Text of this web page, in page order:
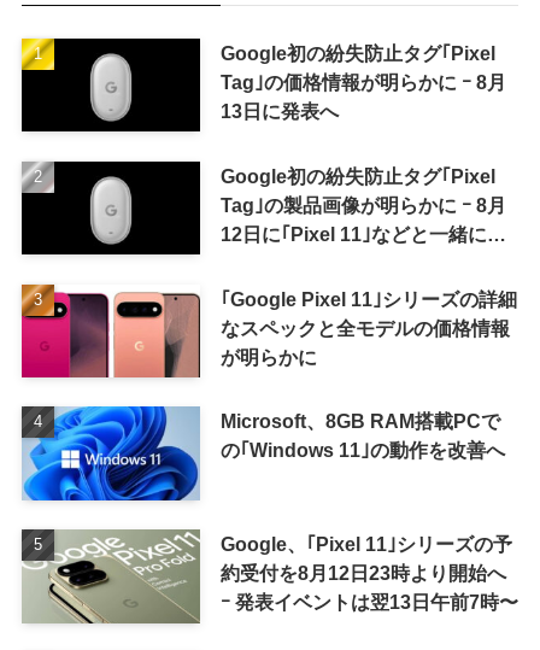
Google初の紛失防止タグ｢Pixel
Tag｣の価格情報が明らかに ｰ 8月
13日に発表へ
Google初の紛失防止タグ｢Pixel
Tag｣の製品画像が明らかに ｰ 8月
12日に｢Pixel 11｣などと一緒に発
｢Google Pixel 11｣シリーズの詳細
なスペックと全モデルの価格情報
が明らかに
Microsoft、8GB RAM搭載PCで
の｢Windows 11｣の動作を改善へ
Google、｢Pixel 11｣シリーズの予
約受付を8月12日23時より開始へ
ｰ 発表イベントは翌13日午前7時〜